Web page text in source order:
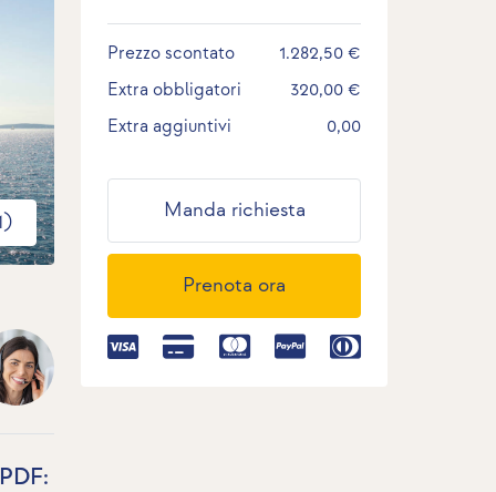
Prezzo scontato
1.282,50 €
Extra obbligatori
320,00 €
Extra aggiuntivi
0,00
Manda richiesta
Prenota ora